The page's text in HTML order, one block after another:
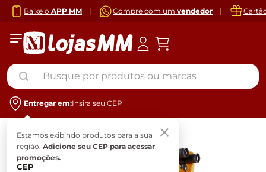
Baixe o APP MM | Compre com um vendedor |
Busque por produtos ou marcas
Entregar em:Insira seu CEP
Estamos exibindo produtos para a sua
região. Adicione seu CEP para acessar
promoções.
CEP